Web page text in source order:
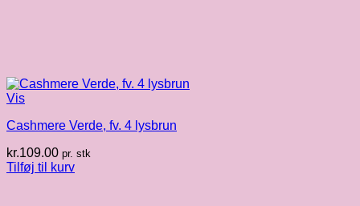
Vis
Cashmere Verde, fv. 4 lysbrun
kr.109.00 pr. stk
Tilføj til kurv